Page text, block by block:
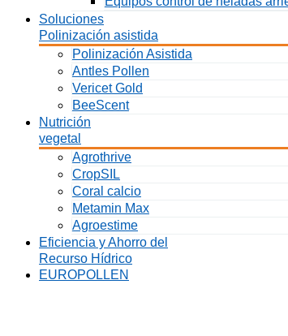
Soluciones
Polinización asistida
Polinización Asistida
Antles Pollen
Vericet Gold
BeeScent
Nutrición
vegetal
Agrothrive
CropSIL
Coral calcio
Metamin Max
Agroestime
Eficiencia y Ahorro del
Recurso Hídrico
EUROPOLLEN